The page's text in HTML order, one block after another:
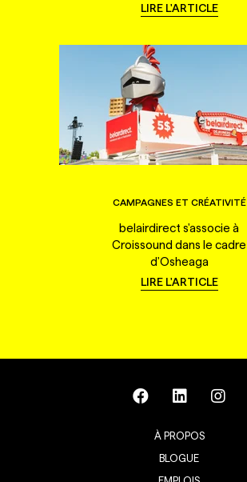
LIRE L'ARTICLE
CAMPAGNES ET CRÉATIVITÉ
belairdirect s'associe à
Croissound dans le cadre
d'Osheaga
LIRE L'ARTICLE
À PROPOS
BLOGUE